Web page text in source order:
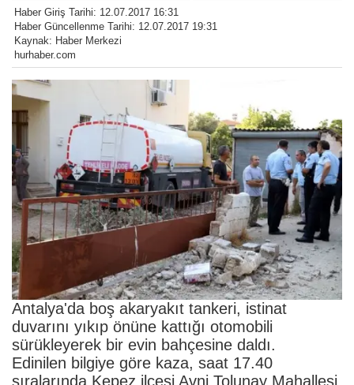
Haber Giriş Tarihi: 12.07.2017 16:31
Haber Güncellenme Tarihi: 12.07.2017 19:31
Kaynak: Haber Merkezi
hurhaber.com
Antalya'da boş akaryakıt tankeri, istinat
duvarını yıkıp önüne kattığı otomobili
sürükleyerek bir evin bahçesine daldı.
Edinilen bilgiye göre kaza, saat 17.40
sıralarında Kepez ilçesi Avni Tolunay Mahallesi